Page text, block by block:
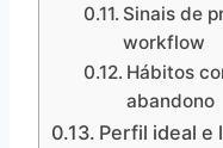
Sinais de
workflow
Hábitos
abandono
Perfil ideal e